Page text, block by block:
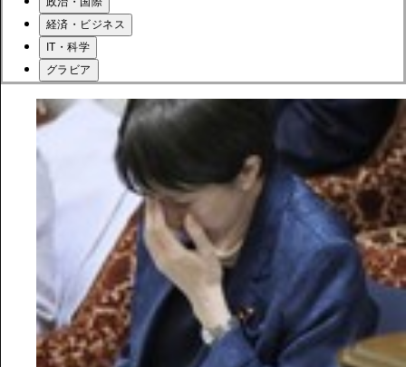
経済・ビジネス
IT・科学
グラビア